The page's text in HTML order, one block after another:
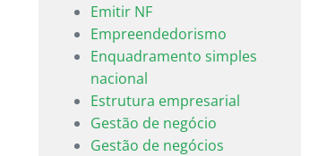
Emitir NF
Empreendedorismo
Enquadramento simples
nacional
Estrutura empresarial
Gestão de negócio
Gestão de negócios